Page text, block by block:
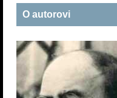
O autorovi